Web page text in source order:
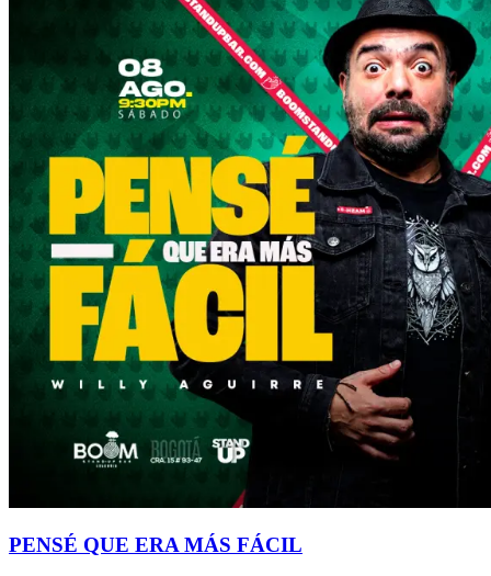
PENSÉ QUE ERA MÁS FÁCIL